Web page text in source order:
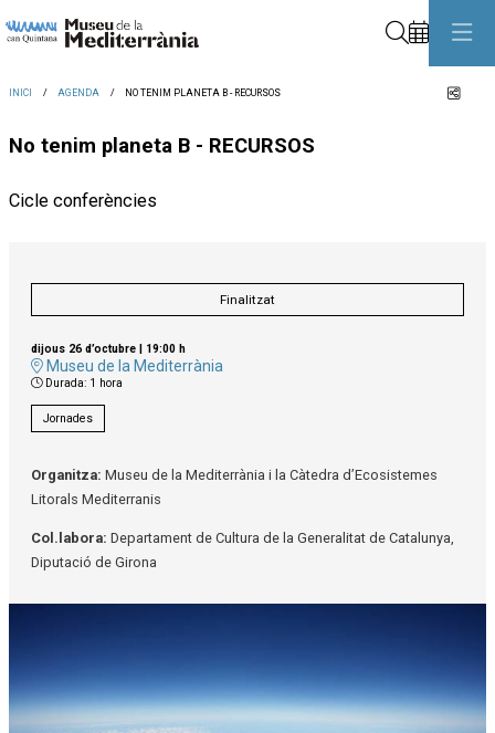
INICI AGENDA NO TENIM PLANETA B - RECURSOS
No tenim planeta B - RECURSOS
Cicle conferències
Finalitzat
dijous 26 d’octubre | 19:00 h
Museu de la Mediterrània
Durada: 1 hora
Jornades
Organitza: Museu de la Mediterrània i la Càtedra d’Ecosistemes
Litorals Mediterranis
Col.labora: Departament de Cultura de la Generalitat de Catalunya,
Diputació de Girona